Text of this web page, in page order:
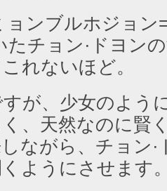
ョンブルホジョン
たチョン·ドヨン
れないほど。
が、少女のよう
、天然なのに賢
ながら、チョン
ようにさせます